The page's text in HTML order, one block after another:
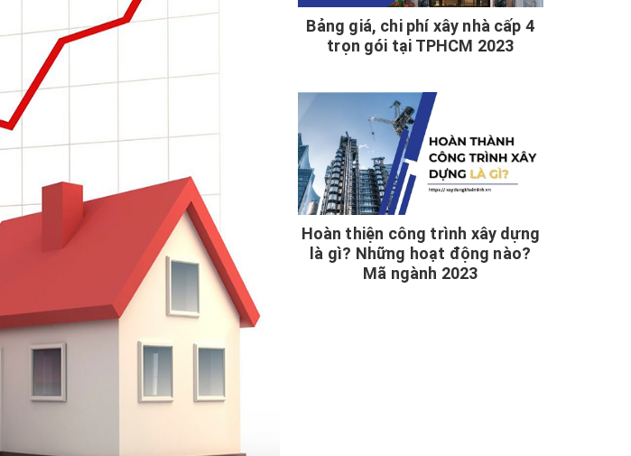
Bảng giá, chi phí xây nhà cấp 4
trọn gói tại TPHCM 2023
Hoàn thiện công trình xây dựng
là gì? Những hoạt động nào?
Mã ngành 2023